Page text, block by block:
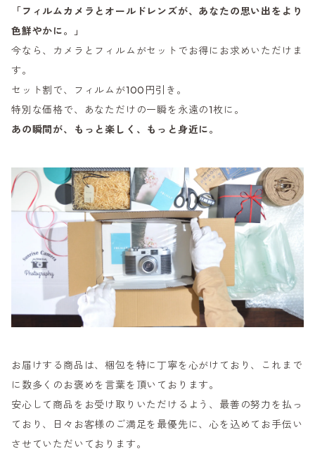
「フィルムカメラとオールドレンズが、あなたの思い出をより
色鮮やかに。」
今なら、カメラとフィルムがセットでお得にお求めいただけま
す。
セット割で、フィルムが100円引き。
特別な価格で、あなただけの一瞬を永遠の1枚に。
あの瞬間が、もっと楽しく、もっと身近に。
お届けする商品は、梱包を特に丁寧を心がけており、これまで
に数多くのお褒めを言葉を頂いております。
安心して商品をお受け取りいただけるよう、最善の努力を払っ
ており、日々お客様のご満足を最優先に、心を込めてお手伝い
させていただいております。